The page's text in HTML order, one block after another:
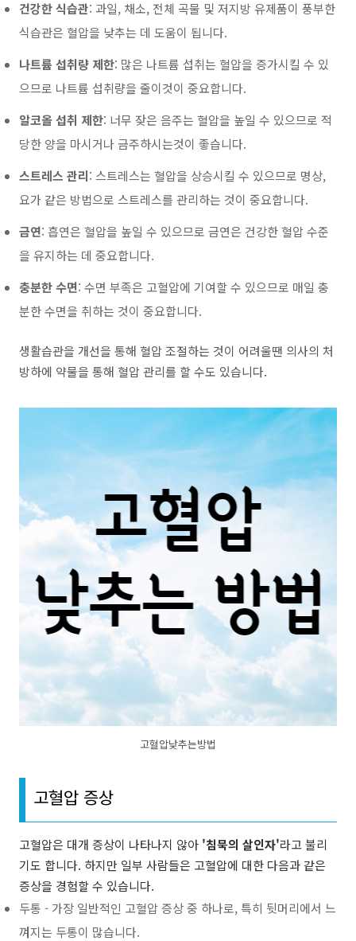
건강한 식습관: 과일, 채소, 전체 곡물 및 저지방 유제품이 풍부한
식습관은 혈압을 낮추는 데 도움이 됩니다.
나트륨 섭취량 제한: 많은 나트륨 섭취는 혈압을 증가시킬 수 있
으므로 나트륨 섭취량을 줄이것이 중요합니다.
알코올 섭취 제한: 너무 잦은 음주는 혈압을 높일 수 있으므로 적
당한 양을 마시거나 금주하시는것이 좋습니다.
스트레스 관리: 스트레스는 혈압을 상승시킬 수 있으므로 명상,
요가 같은 방법으로 스트레스를 관리하는 것이 중요합니다.
금연: 흡연은 혈압을 높일 수 있으므로 금연은 건강한 혈압 수준
을 유지하는 데 중요합니다.
충분한 수면: 수면 부족은 고혈압에 기여할 수 있으므로 매일 충
분한 수면을 취하는 것이 중요합니다.
생활습관을 개선을 통해 혈압 조절하는 것이 어려울땐 의사의 처
방하에 약물을 통해 혈압 관리를 할 수도 있습니다.
고혈압낮추는방법
고혈압 증상
고혈압은 대개 증상이 나타나지 않아 '침묵의 살인자'라고 불리
기도 합니다. 하지만 일부 사람들은 고혈압에 대한 다음과 같은
증상을 경험할 수 있습니다.
두통 - 가장 일반적인 고혈압 증상 중 하나로, 특히 뒷머리에서 느
껴지는 두통이 많습니다.